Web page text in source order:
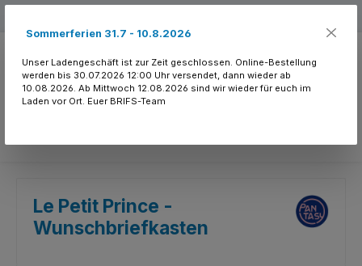
Le Petit Prince -
Wunschbriefkasten
Sommerferien 31.7 - 10.8.2026
Unser Ladengeschäft ist zur Zeit geschlossen. Online-Bestellung
werden bis 30.07.2026 12:00 Uhr versendet, dann wieder ab
10.08.2026. Ab Mittwoch 12.08.2026 sind wir wieder für euch im
Laden vor Ort. Euer BRIFS-Team